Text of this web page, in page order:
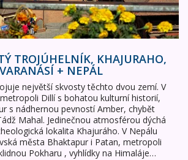
TROJÚHELNÍK, KHAJURAHO,
VARANÁSÍ + NEPÁL
největší skvosty těchto dvou zemí. V
Dillí s bohatou kulturní historií,
s nádhernou pevností Amber, chybět
Mahal. Jedinečnou atmosférou dýchá
lokalita Khajuráho. V Nepálu
města Bhaktapur i Patan, metropoli
Pokharu , vyhlídky na Himaláje…